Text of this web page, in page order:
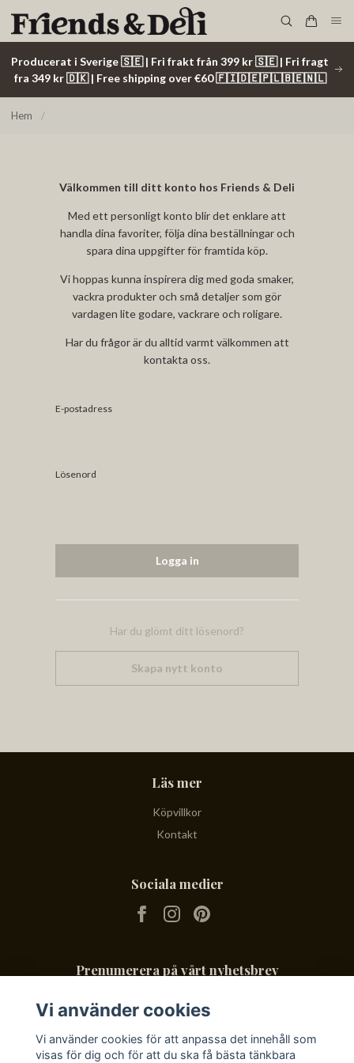
Producerat i Sverige 🇸🇪 | Fri frakt från 399 kr 🇸🇪 | Fri fragt
fra 349 kr 🇩🇰 | Free shipping over €60 🇫🇮🇩🇪🇵🇱🇧🇪🇳🇱
Hem /
Välkommen till ditt konto hos Friends & Deli
Med ett personligt konto blir det enklare att
handla dina favoriter, följa dina beställningar och
spara dina uppgifter för framtida köp.
Vi hoppas kunna inspirera dig med goda smaker,
vackra produkter och små detaljer som gör
vardagen lite godare, vackrare och roligare.
Har du frågor är du alltid varmt välkommen att
kontakta oss.
E-postadress
Lösenord
Har du glömt ditt lösenord?
Skapa nytt konto
Läs mer
Köpvillkor
Kontakt
Sociala medier
Prenumerera på vårt nyhetsbrev
Vi använder cookies
Vi använder cookies för att anpassa det innehåll som
visas för dig och för att du ska få bästa tänkbara